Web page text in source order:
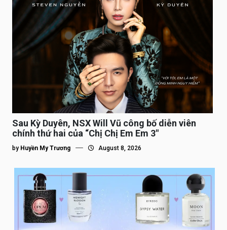
Sau Kỳ Duyên, NSX Will Vũ công bố diễn viên
chính thứ hai của “Chị Chị Em Em 3″
by Huyền My Trương August 8, 2026